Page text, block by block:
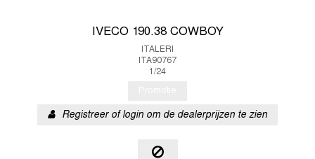
IVECO 190.38 COWBOY
ITALERI
ITA90767
1/24
Registreer of login om de dealerprijzen te zien